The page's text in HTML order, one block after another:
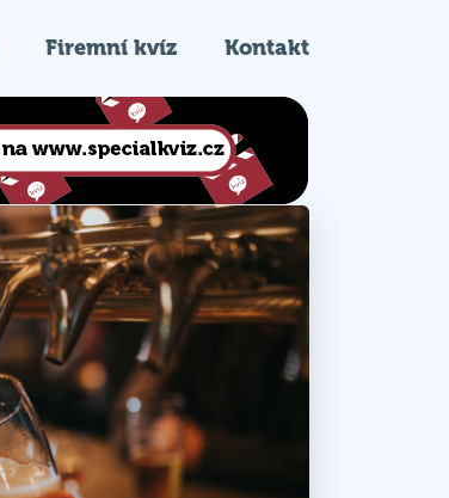
Firemní kvíz Kontakt